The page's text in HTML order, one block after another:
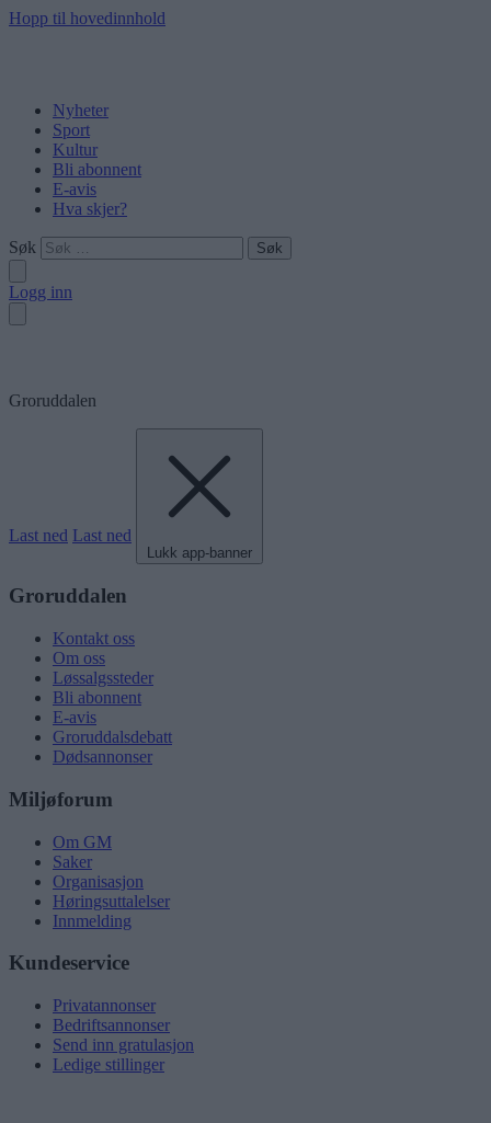
Hopp til hovedinnhold
Nyheter
Sport
Kultur
Bli abonnent
E-avis
Hva skjer?
Søk
Logg inn
Groruddalen
Last ned Last ned
Lukk app-banner
Groruddalen
Kontakt oss
Om oss
Løssalgssteder
Bli abonnent
E-avis
Groruddalsdebatt
Dødsannonser
Miljøforum
Om GM
Saker
Organisasjon
Høringsuttalelser
Innmelding
Kundeservice
Privatannonser
Bedriftsannonser
Send inn gratulasjon
Ledige stillinger